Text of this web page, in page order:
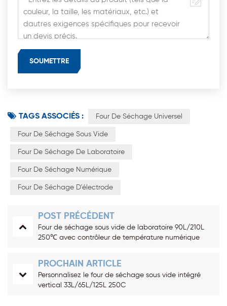
TAGS ASSOCIÉS : Four De Séchage Universel
Four De Séchage Sous Vide
Four De Séchage De Laboratoire
Four De Séchage Numérique
Four De Séchage D'électrode
POST PRÉCÉDENT
Four de séchage sous vide de laboratoire 90L/210L
250℃ avec contrôleur de température numérique
PROCHAIN ARTICLE
Personnalisez le four de séchage sous vide intégré
vertical 33L/65L/125L 250C